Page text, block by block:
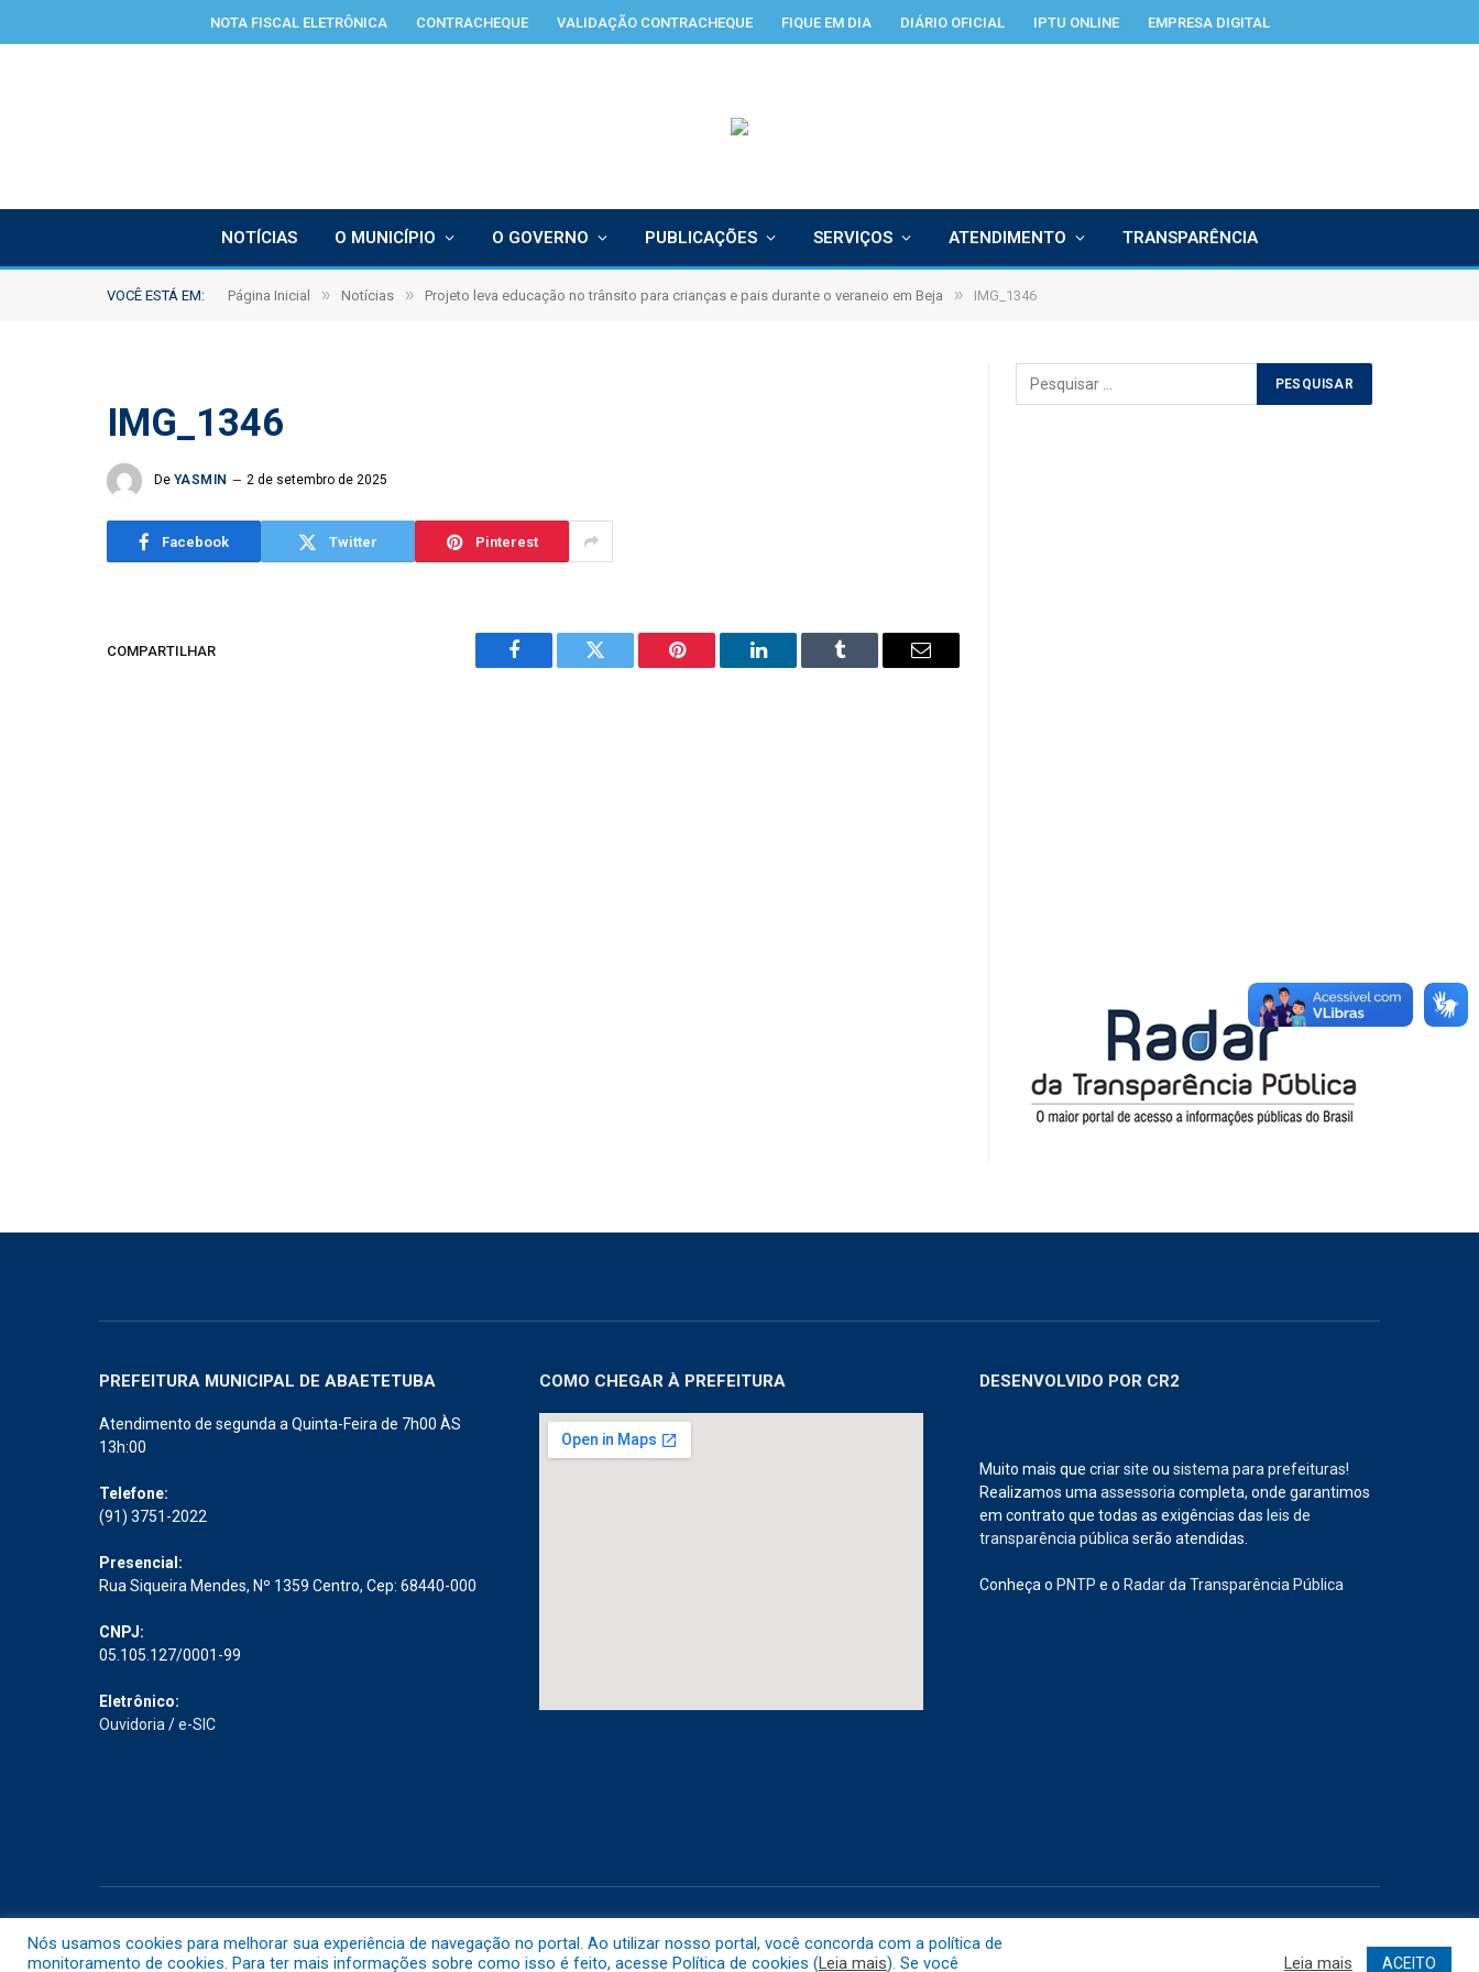
NOTA FISCAL ELETRÔNICA CONTRACHEQUE VALIDAÇÃO CONTRACHEQUE FIQUE EM DIA DIÁRIO OFICIAL IPTU ONLINE EMPRESA DIGITAL
NOTÍCIAS O MUNICÍPIO O GOVERNO PUBLICAÇÕES SERVIÇOS ATENDIMENTO TRANSPARÊNCIA
VOCÊ ESTÁ EM: Página Inicial » Notícias » Projeto leva educação no trânsito para crianças e pais durante o veraneio em Beja » IMG_1346
IMG_1346
De YASMIN 2 de setembro de 2025
Facebook Twitter Pinterest
COMPARTILHAR
Facebook Twitter Pinterest LinkedIn Tumblr Email
PREFEITURA MUNICIPAL DE ABAETETUBA
Atendimento de segunda a Quinta-Feira de 7h00 ÀS
13h:00
Telefone:
(91) 3751-2022
Presencial:
Rua Siqueira Mendes, Nº 1359 Centro, Cep: 68440-000
CNPJ:
05.105.127/0001-99
Eletrônico:
Ouvidoria /e-SIC
COMO CHEGAR À PREFEITURA DESENVOLVIDO POR CR2
Muito mais que criar site ou sistema para prefeituras!
Realizamos uma assessoria completa, onde garantimos
em contrato que todas as exigências das leis de
transparência pública serão atendidas.
Conheça o PNTP e o Radar da Transparência Pública
Nós usamos cookies para melhorar sua experiência de navegação no portal. Ao utilizar nosso portal, você concorda com a política de
monitoramento de cookies. Para ter mais informações sobre como isso é feito, acesse Política de cookies (Leia mais). Se você Leia mais ACEITO